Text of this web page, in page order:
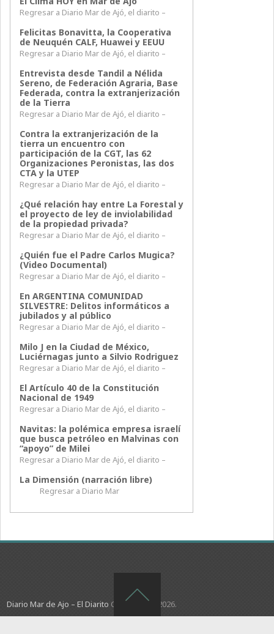
Regresar a Diario Mar de Ajó, el diarito –
Felicitas Bonavitta, la Cooperativa
de Neuquén CALF, Huawei y EEUU
Regresar a Diario Mar de Ajó, el diarito –
Entrevista desde Tandil a Nélida
Sereno, de Federación Agraria, Base
Federada, contra la extranjerización
de la Tierra
Regresar a Diario Mar de Ajó, el diarito –
Contra la extranjerización de la
tierra un encuentro con
participación de la CGT, las 62
Organizaciones Peronistas, las dos
CTA y la UTEP
Regresar a Diario Mar de Ajó, el diarito –
¿Qué relación hay entre La Forestal y
el proyecto de ley de inviolabilidad
de la propiedad privada?
Regresar a Diario Mar de Ajó, el diarito –
¿Quién fue el Padre Carlos Mugica?
(Video Documental)
Regresar a Diario Mar de Ajó, el diarito –
En ARGENTINA COMUNIDAD
SILVESTRE: Delitos informáticos a
jubilados y al público
Regresar a Diario Mar de Ajó, el diarito –
Milo J en la Ciudad de México,
Luciérnagas junto a Silvio Rodriguez
Regresar a Diario Mar de Ajó, el diarito –
El Artículo 40 de la Constitución
Nacional de 1949
Regresar a Diario Mar de Ajó, el diarito –
Navitas: la polémica empresa israelí
que busca petróleo en Malvinas con
“apoyo” de Milei
Regresar a Diario Mar de Ajó, el diarito –
La Dimensión (narración libre)
Regresar a Diario Mar
Diario Mar de Ajo – El Diarito Copyright © 2026.